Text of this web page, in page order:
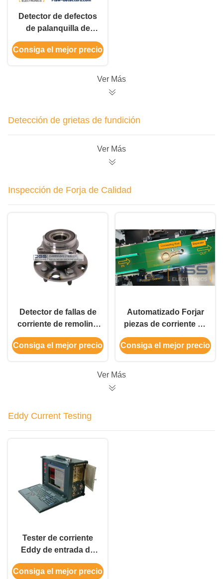
Detector de defectos
de palanquilla de
cobre Inspección
ultrasónica por
automatizada en línea
Consiga el mejor precio
Ver Más
Detección de grietas de fundición
Ver Más
Inspección de Forja de Calidad
Detector de fallas de
corriente de remolino
portátil FET-9HS
Inspección de grietas
Consiga el mejor precio
Automatizado Forjar
piezas de corriente de
redondo clasificador
DSS FET-99S Sistema
Consiga el mejor precio
Ver Más
Eddy Current Testing
Tester de corriente
Eddy de entrada de
sensor único de
doble frecuencia de
Consiga el mejor precio